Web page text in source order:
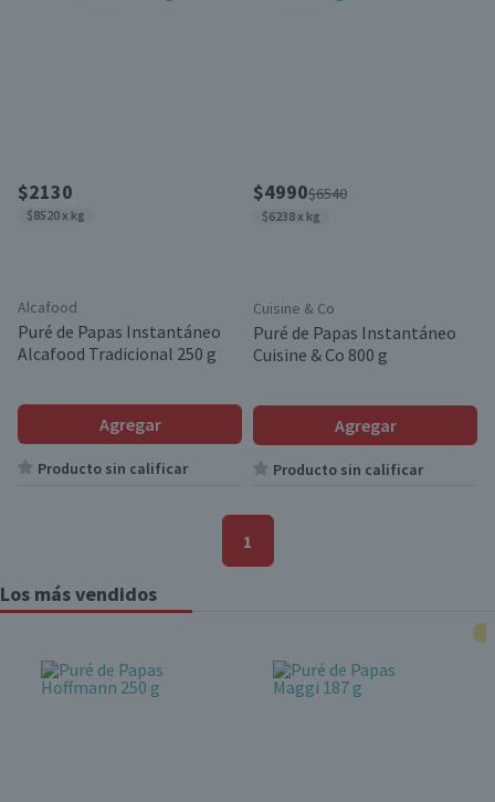
$2130
$8520 x kg
Alcafood
Puré de Papas Instantáneo
Alcafood Tradicional 250 g
Agregar
Producto sin calificar
$4990$6540
$6238 x kg
Cuisine & Co
Puré de Papas Instantáneo
Cuisine & Co 800 g
Agregar
Producto sin calificar
1
Los más vendidos